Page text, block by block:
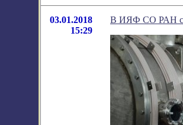
03.01.2018
15:29
В ИЯФ СО РАН